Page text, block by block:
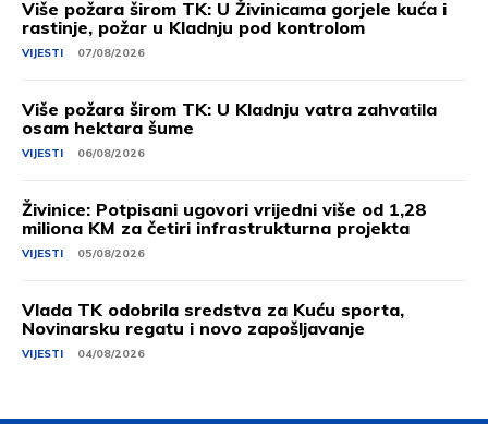
Više požara širom TK: U Živinicama gorjele kuća i
rastinje, požar u Kladnju pod kontrolom
VIJESTI 07/08/2026
Više požara širom TK: U Kladnju vatra zahvatila
osam hektara šume
VIJESTI 06/08/2026
Živinice: Potpisani ugovori vrijedni više od 1,28
miliona KM za četiri infrastrukturna projekta
VIJESTI 05/08/2026
Vlada TK odobrila sredstva za Kuću sporta,
Novinarsku regatu i novo zapošljavanje
VIJESTI 04/08/2026